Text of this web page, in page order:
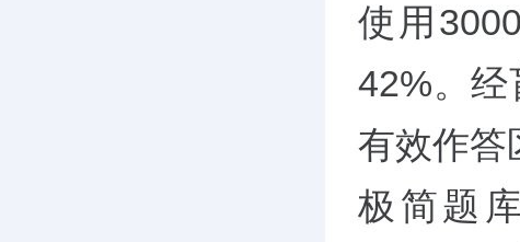
使用
42%。经
有效作答
极简题